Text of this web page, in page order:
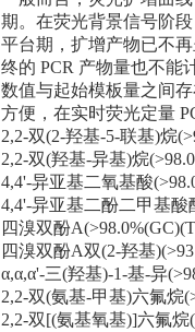
期。在荧光背景信号阶
平台期，扩增产物已不
终的 PCR 产物量也不能
数值与起始模板量之间
方便，在实时荧光定量
2,2-双(2-羟基-5-联基)烷
2,2-双(羟基-异基)烷
4,4'-异亚基二氧基酸
4,4'-异亚基二酚二甲基酸
四溴双酚
四溴双酚A双(2-羟基
α,α,α'-三(羟基)-1-基-异
2,2-双(氨基-甲基)六氟烷
2,2-双[(氨基氧基)]六氟烷